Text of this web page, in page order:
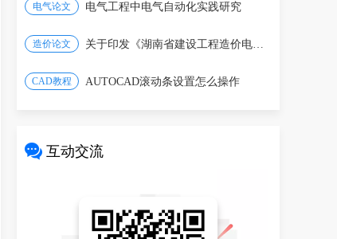
电气论文 电气工程中电气自动化实践研究
造价论文 关于印发《湖南省建设工程造价电子数据标准3.0版
CAD教程 AUTOCAD滚动条设置怎么操作
互动交流